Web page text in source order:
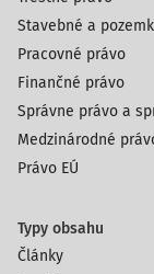
Stavebné a
Pracovné právo
Finančné právo
Správne právo a
Medzinárodné
Právo EÚ
Typy obsahu
Články